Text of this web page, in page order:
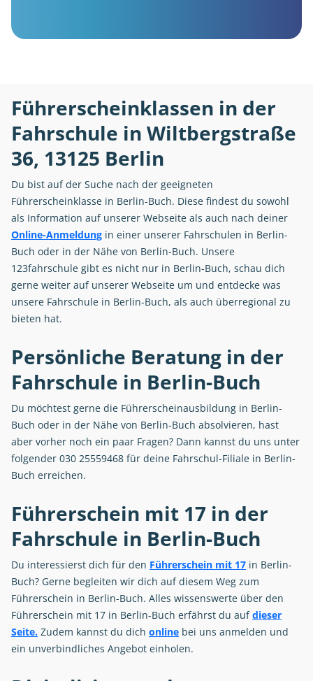
Führerscheinklassen in der
Fahrschule in Wiltbergstraße
36, 13125 Berlin
Du bist auf der Suche nach der geeigneten
Führerscheinklasse in Berlin-Buch. Diese findest du sowohl
als Information auf unserer Webseite als auch nach deiner
Online-Anmeldung in einer unserer Fahrschulen in Berlin-
Buch oder in der Nähe von Berlin-Buch. Unsere
123fahrschule gibt es nicht nur in Berlin-Buch, schau dich
gerne weiter auf unserer Webseite um und entdecke was
unsere Fahrschule in Berlin-Buch, als auch überregional zu
bieten hat.
Persönliche Beratung in der
Fahrschule in Berlin-Buch
Du möchtest gerne die Führerscheinausbildung in Berlin-
Buch oder in der Nähe von Berlin-Buch absolvieren, hast
aber vorher noch ein paar Fragen? Dann kannst du uns unter
folgender 030 25559468 für deine Fahrschul-Filiale in Berlin-
Buch erreichen.
Führerschein mit 17 in der
Fahrschule in Berlin-Buch
Du interessierst dich für den Führerschein mit 17 in Berlin-
Buch? Gerne begleiten wir dich auf diesem Weg zum
Führerschein in Berlin-Buch. Alles wissenswerte über den
Führerschein mit 17 in Berlin-Buch erfährst du aufdieser
Seite. Zudem kannst du dich online bei uns anmelden und
ein unverbindliches Angebot einholen.